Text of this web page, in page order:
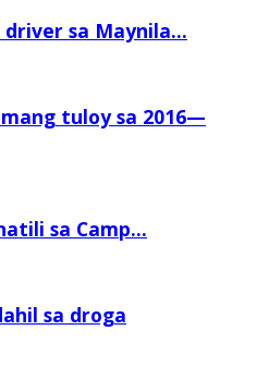
sa Maynila...
tuloy sa 2016—
sa Camp...
sa droga